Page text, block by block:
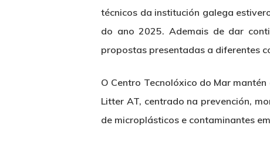
técnicos da institución galega
do ano 2025. Ademais de dar
propostas presentadas a diferentes
O Centro Tecnolóxico do Mar
Litter AT, centrado na prevención,
de microplásticos e contaminantes